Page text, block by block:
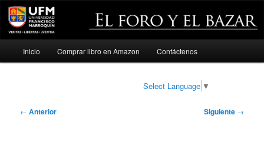
Ir
Inicio Comprar libro en Amazon Contáctenos
Select Language ▼
Navegación
← Anterior Siguiente →